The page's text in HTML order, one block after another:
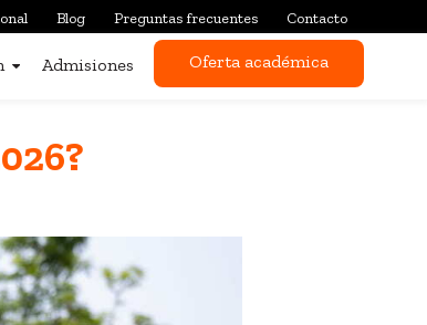
Blog Preguntas frecuentes Contacto
Admisiones Oferta académica